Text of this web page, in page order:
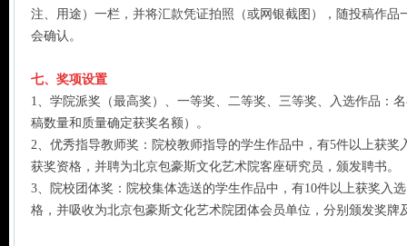
注、用途）一栏，并将汇款凭证拍照（或网银截图），随投稿作品
会确认。
七、奖项设置
1、学院派奖（最高奖）、一等奖、二等奖、三等奖、入选作品：
稿数量和质量确定获奖名额）。
2、优秀指导教师奖：院校教师指导的学生作品中，有5件以上获奖
获奖资格，并聘为北京包豪斯文化艺术院客座研究员，颁发聘书。
3、院校团体奖：院校集体选送的学生作品中，有10件以上获奖入
格，并吸收为北京包豪斯文化艺术院团体会员单位，分别颁发奖牌